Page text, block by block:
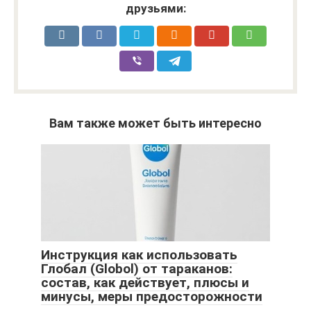
друзьями:
Вам также может быть интересно
Инструкция как использовать
Глобал (Globol) от тараканов:
состав, как действует, плюсы и
минусы, меры предосторожности